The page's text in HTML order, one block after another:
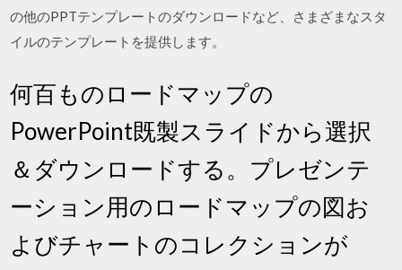
の他のPPTテンプレートのダウンロードなど、さまざまなスタ
イルのテンプレートを提供します。
何百ものロードマップの
PowerPoint既製スライドから選択
＆ダウンロードする。プレゼンテ
ーション用のロードマップの図お
よびチャートのコレクションが